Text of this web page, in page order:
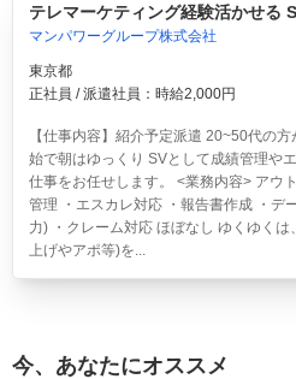
テレマーケティング経験活かせる
マンパワーグループ株式会社
東京都
正社員 / 派遣社員：時給2,000円
【仕事内容】紹介予定派遣 20~50代の
始で朝はゆっくり SVとして成績管理や
仕事をお任せします。 <業務内容> アウ
管理 ・エスカレ対応 ・報告書作成 ・デ
力) ・クレーム対応 ほぼなし ゆくゆく
上げやアポ等)を...
今、あなたにオススメ